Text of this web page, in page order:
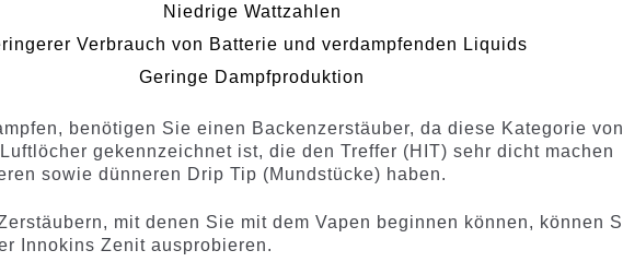
Niedrige Wattzahlen
Verbrauch von Batterie und verdampfenden Liquids
Geringe Dampfproduktion
benötigen Sie einen Backenzerstäuber, da diese Kategorie
gekennzeichnet ist, die den Treffer (HIT) sehr dicht machen
sowie dünneren Drip Tip (Mundstücke) haben.
mit denen Sie mit dem Vapen beginnen können, können
Innokins Zenit ausprobieren.